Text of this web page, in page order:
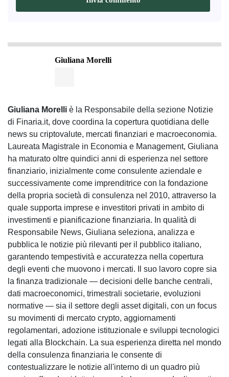
Giuliana Morelli
Giuliana Morelli è la Responsabile della sezione Notizie
di Finaria.it, dove coordina la copertura quotidiana delle
news su criptovalute, mercati finanziari e macroeconomia.
Laureata Magistrale in Economia e Management, Giuliana
ha maturato oltre quindici anni di esperienza nel settore
finanziario, inizialmente come consulente aziendale e
successivamente come imprenditrice con la fondazione
della propria società di consulenza nel 2010, attraverso la
quale supporta imprese e investitori privati in ambito di
investimenti e pianificazione finanziaria. In qualità di
Responsabile News, Giuliana seleziona, analizza e
pubblica le notizie più rilevanti per il pubblico italiano,
garantendo tempestività e accuratezza nella copertura
degli eventi che muovono i mercati. Il suo lavoro copre sia
la finanza tradizionale — decisioni delle banche centrali,
dati macroeconomici, trimestrali societarie, evoluzioni
normative — sia il settore degli asset digitali, con un focus
su movimenti di mercato crypto, aggiornamenti
regolamentari, adozione istituzionale e sviluppi tecnologici
legati alla Blockchain. La sua esperienza diretta nel mondo
della consulenza finanziaria le consente di
contestualizzare le notizie all'interno di un quadro più